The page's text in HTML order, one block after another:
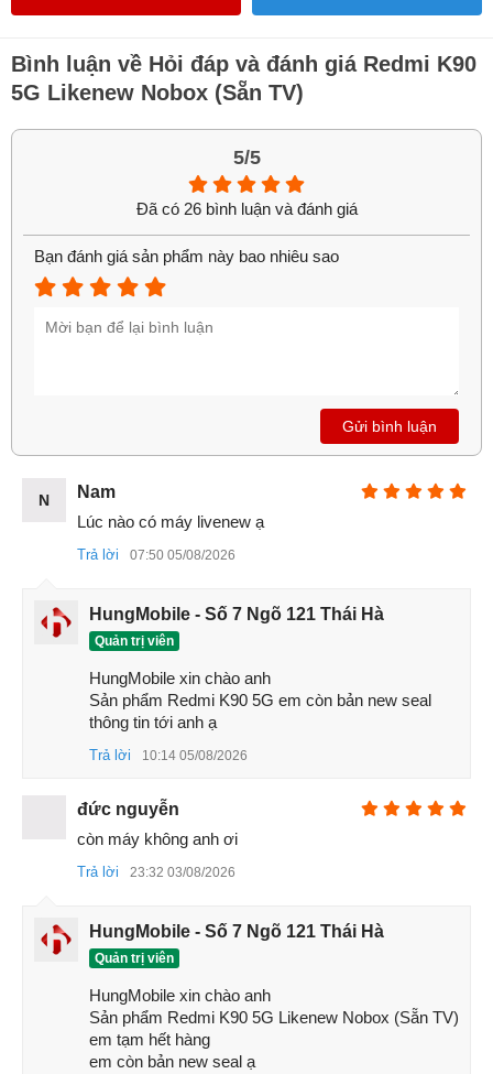
1.1 Đánh giá thiết kế Redmi K90
Redmi K90 2025 mang đến thiết kế tinh tế và hiện đại bậc
nhất trong lịch sử dòng K. Phiên bản tiêu chuẩn gây ấn
tượng với màu xanh nước biển độc quyền, tạo cảm giác
sang trọng và khác biệt. Khung viền kim loại chắc chắn, mặt
lưng được hoàn thiện tỉ mỉ với hiệu ứng ánh sáng cao cấp,
giúp Redmi K90 vừa mang nét trẻ trung, vừa thể hiện sự
cao cấp của dòng flagship.
Redmi K90 5G Cũ
Cụm camera sau được bố trí gọn gàng trong khung hình
chụp ảnh. Redmi K90 được xem là phiên bản cân bằng
hoàn hảo giữa tính thẩm mỹ và độ bền, phù hợp cho người
1.2 Đánh giá màn hình/hiển thị Redmi K90
Redmi K90 được trang bị màn hình OLED 6.59 inch sử
cao cấp. Màn hình cóđộ phân giải 1.5K, hỗ trợ tần số quét
cao và độ sáng ấn tượng, giúp mang lại hình ảnh mượt mà,
sắc nét trong mọi điều kiện ánh sáng.
Bình luận về Hỏi đáp và đánh giá Redmi K90
5G Likenew Nobox (Sẵn TV)
5/5
Đã có 26 bình luận và đánh giá
Bạn đánh giá sản phẩm này bao nhiêu sao
Gửi bình luận
N
Nam
Lúc nào có máy livenew ạ
Trả lời 07:50 05/08/2026
HungMobile - Số 7 Ngõ 121 Thái Hà
Quản trị viên
HungMobile xin chào anh
Sản phẩm Redmi K90 5G em còn bản new seal
thông tin tới anh ạ
Trả lời 10:14 05/08/2026
đức nguyễn
còn máy không anh ơi
Trả lời 23:32 03/08/2026
HungMobile - Số 7 Ngõ 121 Thái Hà
Quản trị viên
HungMobile xin chào anh
Sản phẩm Redmi K90 5G Likenew Nobox (Sẵn TV)
em tạm hết hàng
em còn bản new seal ạ